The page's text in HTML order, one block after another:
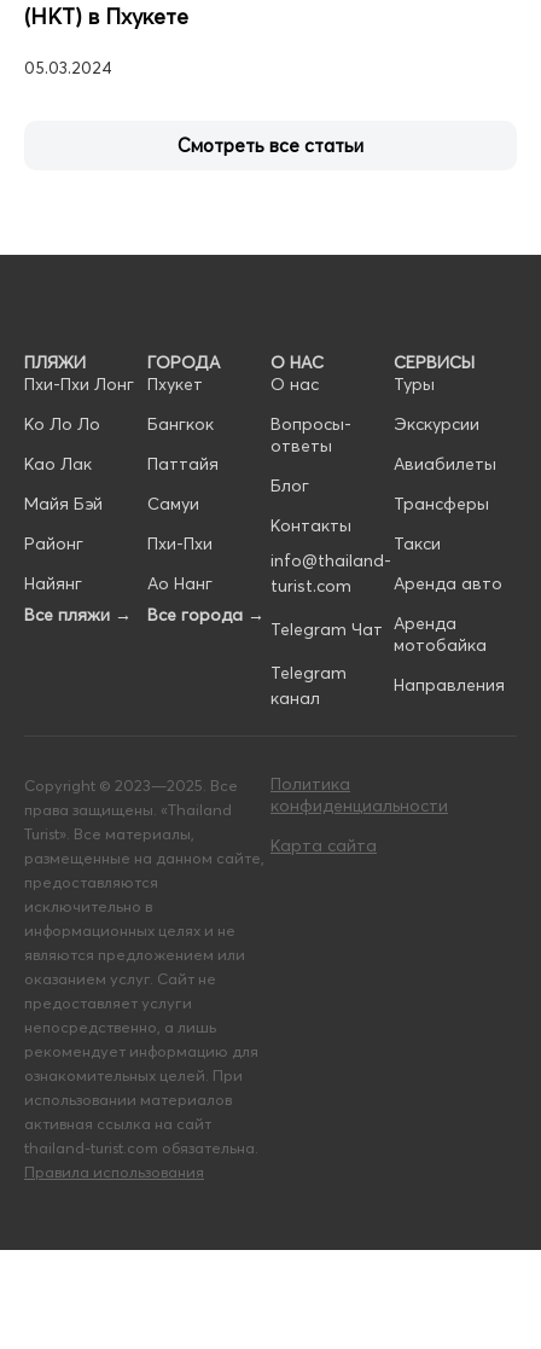
(HKT) в Пхукете
05.03.2024
Смотреть все статьи
ПЛЯЖИ
Пхи-Пхи Лонг
Ко Ло Ло
Као Лак
Майя Бэй
Районг
Найянг
Все пляжи →
ГОРОДА
Пхукет
Бангкок
Паттайя
Самуи
Пхи-Пхи
Ао Нанг
Все города →
О НАС
О нас
Вопросы-
ответы
Блог
Контакты
info@thailand-
turist.com
Telegram Чат
Telegram
канал
СЕРВИСЫ
Туры
Экскурсии
Авиабилеты
Трансферы
Такси
Аренда авто
Аренда
мотобайка
Направления
Copyright © 2023—2025. Все
права защищены. «Thailand
Turist». Все материалы,
размещенные на данном сайте,
предоставляются
исключительно в
информационных целях и не
являются предложением или
оказанием услуг. Сайт не
предоставляет услуги
непосредственно, а лишь
рекомендует информацию для
ознакомительных целей. При
использовании материалов
активная ссылка на сайт
thailand-turist.com обязательна.
Правила использования
Политика
конфиденциальности
Карта сайта